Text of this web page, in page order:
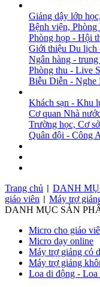
Giảng dậy lớp
Bệnh viện, Phòng
Phòng họp - Hội
Giới thiệu Du lịch
Ngân hàng -
Phòng thu - Live
Biễu Diễn - Nghe
Khách sạn - Khu
Cơ quan Nhà
Trường học, Cơ
Quân đội - Công
Trang chủ
DANH
giáo viên
Máy trợ
DANH MỤC SẢN
Micro cho giáo
Micro dạy online
Máy trợ giảng có
Máy trợ giảng
Loa di động - Loa